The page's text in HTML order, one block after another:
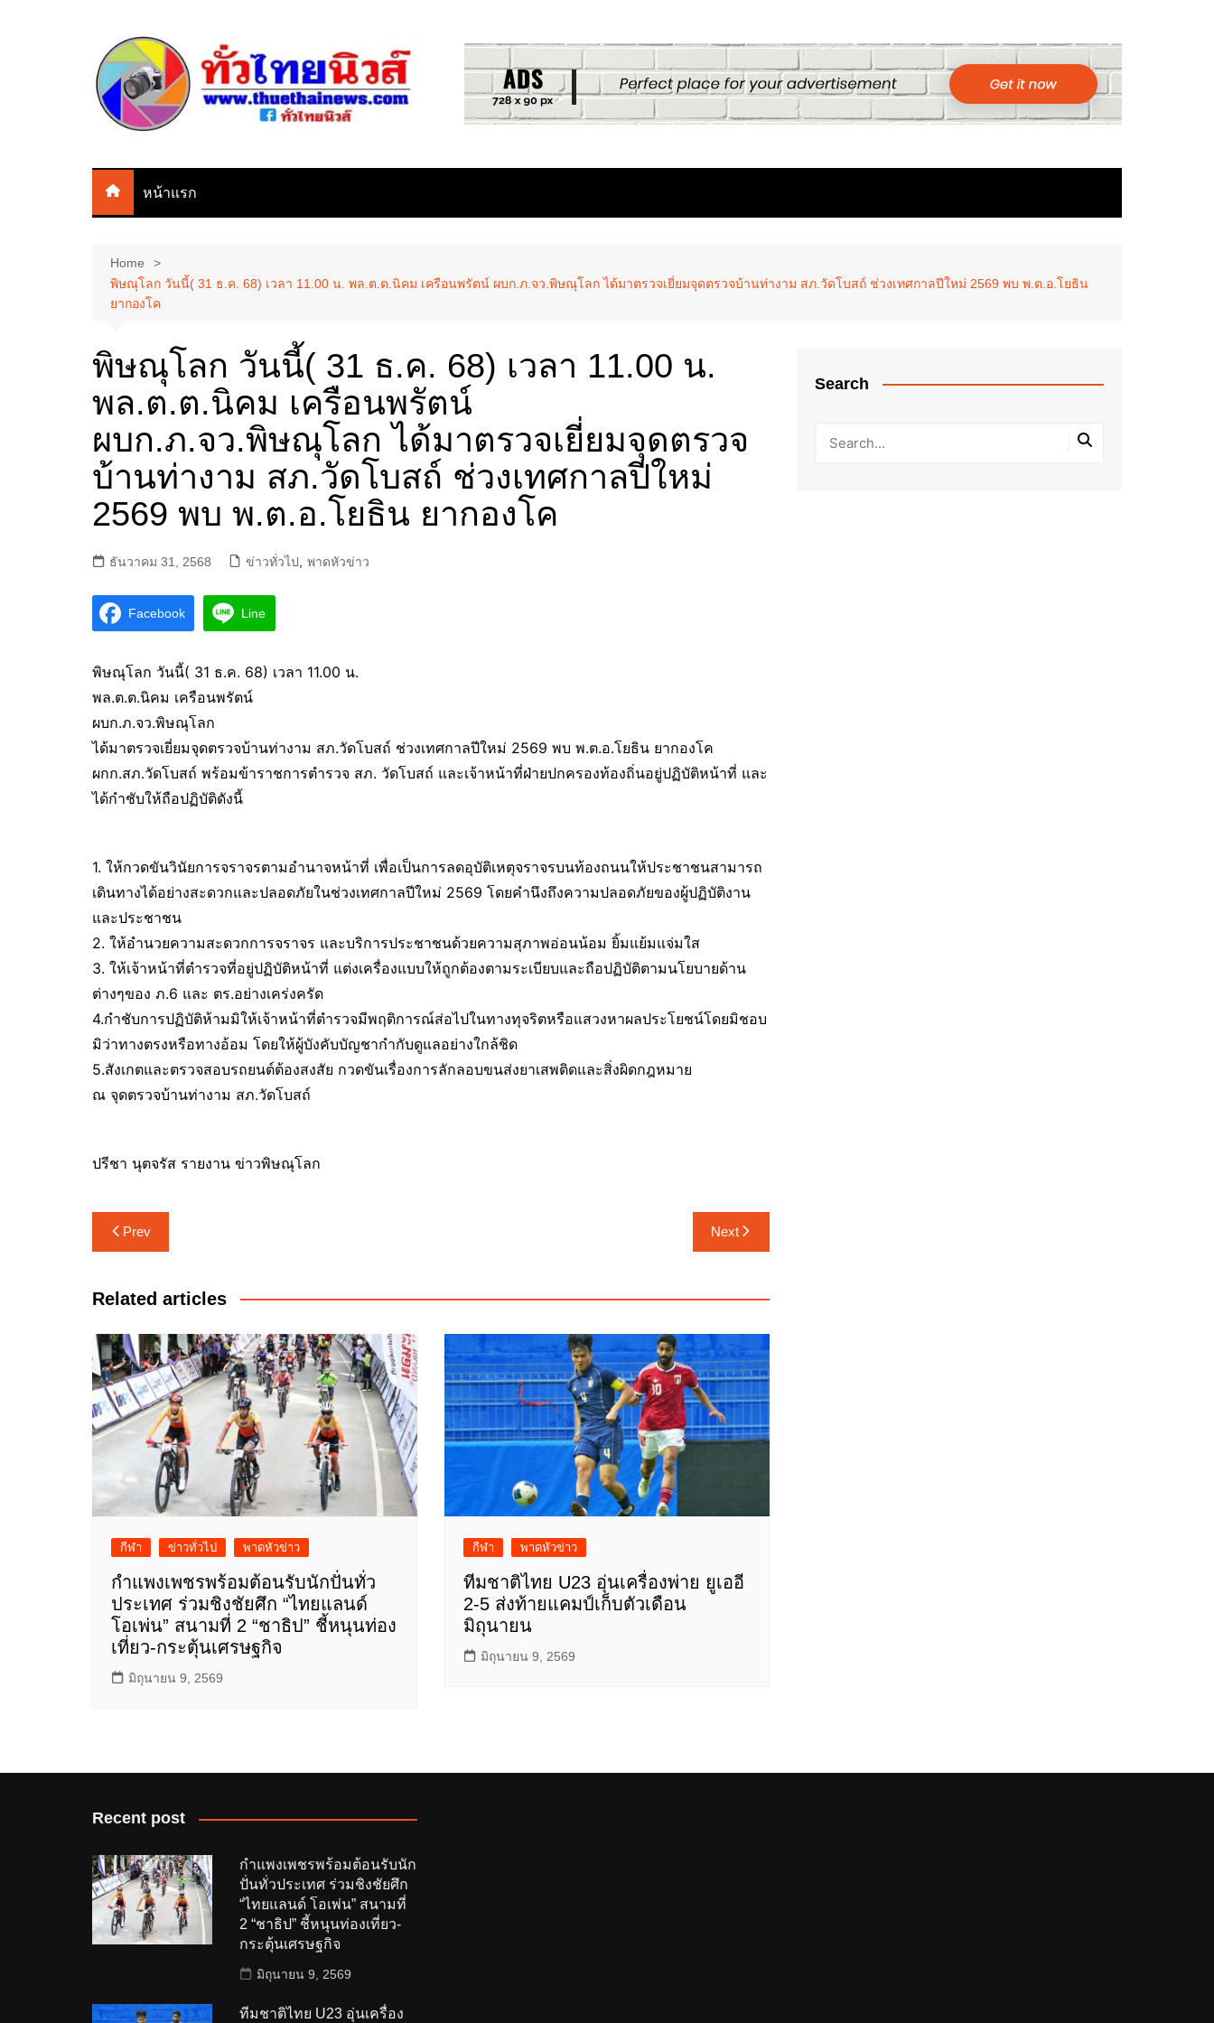
หน้าแรก
Home
พิษณุโลก วันนี้( 31 ธ.ค. 68) เวลา 11.00 น. พล.ต.ต.นิคม เครือนพรัตน์ ผบก.ภ.จว.พิษณุโลก ได้มาตรวจเยี่ยมจุดตรวจบ้านท่างาม สภ.วัดโบสถ์ ช่วงเทศกาลปีใหม่ 2569 พบ พ.ต.อ.โยธิน
ยากองโค
พิษณุโลก วันนี้( 31 ธ.ค. 68) เวลา 11.00 น.
พล.ต.ต.นิคม เครือนพรัตน์
ผบก.ภ.จว.พิษณุโลก ได้มาตรวจเยี่ยมจุดตรวจ
บ้านท่างาม สภ.วัดโบสถ์ ช่วงเทศกาลปีใหม่
2569 พบ พ.ต.อ.โยธิน ยากองโค
ธันวาคม 31, 2568 ข่าวทั่วไป พาดหัวข่าว
Facebook Line
พิษณุโลก วันนี้( 31 ธ.ค. 68) เวลา 11.00 น.
พล.ต.ต.นิคม เครือนพรัตน์
ผบก.ภ.จว.พิษณุโลก
ได้มาตรวจเยี่ยมจุดตรวจบ้านท่างาม สภ.วัดโบสถ์ ช่วงเทศกาลปีใหม่ 2569 พบ พ.ต.อ.โยธิน ยากองโค
ผกก.สภ.วัดโบสถ์ พร้อมข้าราชการตำรวจ สภ. วัดโบสถ์ และเจ้าหน้าที่ฝ่ายปกครองท้องถิ่นอยู่ปฏิบัติหน้าที่ และ
ได้กำชับให้ถือปฏิบัติดังนี้
1. ให้กวดขันวินัยการจราจรตามอำนาจหน้าที่ เพื่อเป็นการลดอุบัติเหตุจราจรบนท้องถนนให้ประชาชนสามารถ
เดินทางได้อย่างสะดวกและปลอดภัยในช่วงเทศกาลปีใหม่ 2569 โดยคำนึงถึงความปลอดภัยของผู้ปฏิบัติงาน
และประชาชน
2. ให้อำนวยความสะดวกการจราจร และบริการประชาชนด้วยความสุภาพอ่อนน้อม ยิ้มแย้มแจ่มใส
3. ให้เจ้าหน้าที่ตำรวจที่อยู่ปฏิบัติหน้าที่ แต่งเครื่องแบบให้ถูกต้องตามระเบียบและถือปฏิบัติตามนโยบายด้าน
ต่างๆของ ภ.6 และ ตร.อย่างเคร่งครัด
4.กำชับการปฏิบัติห้ามมิให้เจ้าหน้าที่ตำรวจมีพฤติการณ์ส่อไปในทางทุจริตหรือแสวงหาผลประโยชน์โดยมิชอบ
มิว่าทางตรงหรือทางอ้อม โดยให้ผู้บังคับบัญชากำกับดูแลอย่างใกล้ชิด
5.สังเกตและตรวจสอบรถยนต์ต้องสงสัย กวดขันเรื่องการลักลอบขนส่งยาเสพติดและสิ่งผิดกฎหมาย
ณ จุดตรวจบ้านท่างาม สภ.วัดโบสถ์
ปรีชา นุตจรัส รายงาน ข่าวพิษณุโลก
แนะแนว
เรื่อง
Prev Next
Related articles
กีฬา ข่าวทั่วไป พาดหัวข่าว
กำแพงเพชรพร้อมต้อนรับนักปั่นทั่ว
ประเทศ ร่วมชิงชัยศึก “ไทยแลนด์
โอเพ่น” สนามที่ 2 “ชาธิป” ชี้หนุนท่อง
เที่ยว-กระตุ้นเศรษฐกิจ
มิถุนายน 9, 2569
กีฬา พาดหัวข่าว
ทีมชาติไทย U23 อุ่นเครื่องพ่าย ยูเออี
2-5 ส่งท้ายแคมป์เก็บตัวเดือน
มิถุนายน
มิถุนายน 9, 2569
Search
Recent post
กำแพงเพชรพร้อมต้อนรับนัก
ปั่นทั่วประเทศ ร่วมชิงชัยศึก
“ไทยแลนด์ โอเพ่น” สนามที่
2 “ชาธิป” ชี้หนุนท่องเที่ยว-
กระตุ้นเศรษฐกิจ
มิถุนายน 9, 2569
ทีมชาติไทย U23 อุ่นเครื่อง